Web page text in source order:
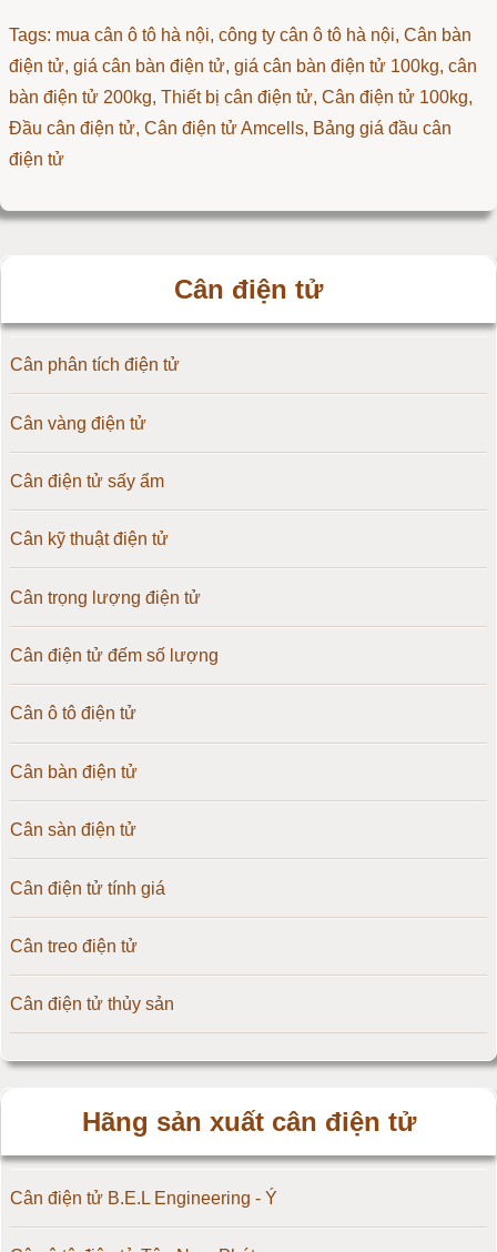
Tags: mua cân ô tô hà nội, công ty cân ô tô hà nội, Cân bàn
điện tử, giá cân bàn điện tử, giá cân bàn điện tử 100kg, cân
bàn điện tử 200kg, Thiết bị cân điện tử, Cân điện tử 100kg,
Đầu cân điện tử, Cân điện tử Amcells, Bảng giá đầu cân
điện tử
Cân điện tử
Cân phân tích điện tử
Cân vàng điện tử
Cân điện tử sấy ẩm
Cân kỹ thuật điện tử
Cân trọng lượng điện tử
Cân điện tử đếm số lượng
Cân ô tô điện tử
Cân bàn điện tử
Cân sàn điện tử
Cân điện tử tính giá
Cân treo điện tử
Cân điện tử thủy sản
Hãng sản xuất cân điện tử
Cân điện tử B.E.L Engineering - Ý